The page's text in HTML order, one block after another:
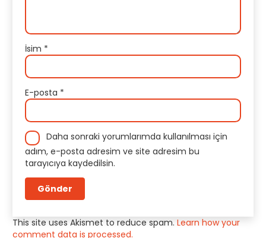
İsim *
E-posta *
Daha sonraki yorumlarımda kullanılması için
adım, e-posta adresim ve site adresim bu
tarayıcıya kaydedilsin.
This site uses Akismet to reduce spam. Learn how your
comment data is processed.